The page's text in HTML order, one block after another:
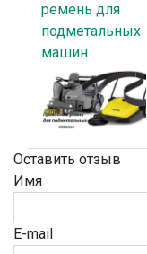
ремень для
подметальных
машин
Оставить отзыв
Имя
E-mail